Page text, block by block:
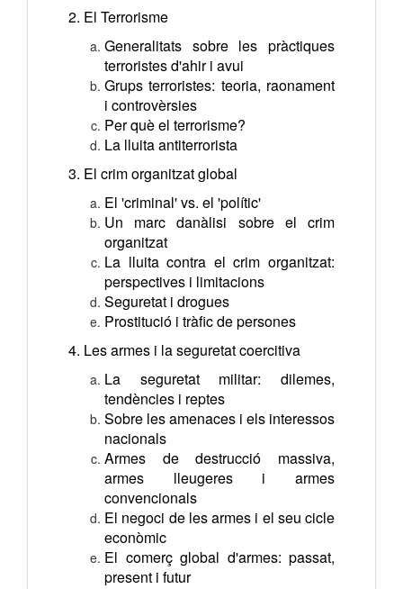
2. El Terrorisme
Generalitats sobre les pràctiques
terroristes d'ahir i avui
Grups terroristes: teoria, raonament
i controvèrsies
Per què el terrorisme?
La lluita antiterrorista
3. El crim organitzat global
El 'criminal' vs. el 'polític'
Un marc danàlisi sobre el crim
organitzat
La lluita contra el crim organitzat:
perspectives i limitacions
Seguretat i drogues
Prostitució i tràfic de persones
4. Les armes i la seguretat coercitiva
La seguretat militar: dilemes,
tendències i reptes
Sobre les amenaces i els interessos
nacionals
Armes de destrucció massiva,
armes lleugeres i armes
convencionals
El negoci de les armes i el seu cicle
econòmic
El comerç global d'armes: passat,
present i futur